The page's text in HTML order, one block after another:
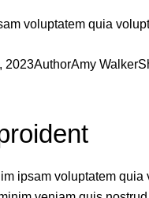
voluptatem quia
2023AuthorAmy Walker
ipsam voluptatem